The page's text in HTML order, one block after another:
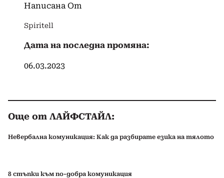
Написана От
Spiritell
Дата на последна промяна:
06.03.2023
Още от ЛАЙФСТАЙЛ:
Невербална комуникация: Как да разбирате езика на тялото
8 стъпки към по-добра комуникация